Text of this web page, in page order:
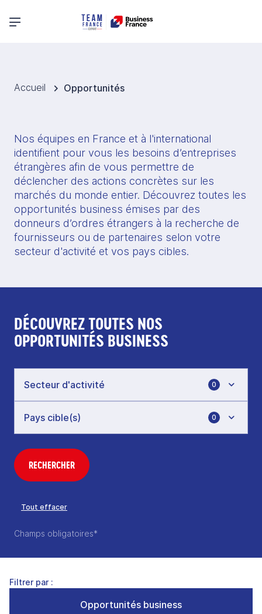
Menu principal
Accueil Opportunités
Nos équipes en France et à l'international
identifient pour vous les besoins d’entreprises
étrangères afin de vous permettre de
déclencher des actions concrètes sur les
marchés du monde entier. Découvrez toutes les
opportunités business émises par des
donneurs d’ordres étrangers à la recherche de
fournisseurs ou de partenaires selon votre
secteur d'activité et vos pays cibles.
DÉCOUVREZ TOUTES NOS
OPPORTUNITÉS BUSINESS
0
0
RECHERCHER
Tout effacer
Champs obligatoires*
Filtrer par :
Opportunités business